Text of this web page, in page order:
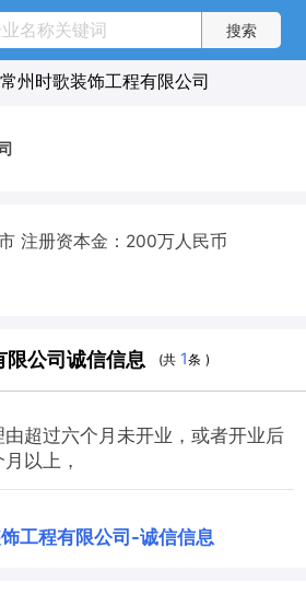
常州时歌装饰工程有限公司
注册资本金：200万人民币
限公司诚信信息 (共 1条 )
超过六个月未开业，或者开业后
以上，
工程有限公司 -诚信信息